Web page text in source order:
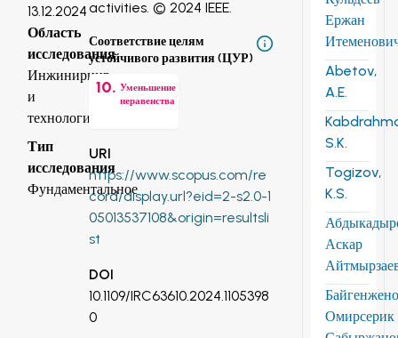
13.12.2024
Область
исследования
Инжиниринг
и
технологии
Тип
исследования
Фундаментальное
activities. © 2024 IEEE.
Соответствие целям
устойчивого развития (ЦУР)
10.Уменьшение
неравенства
URI
https://www.scopus.com/re
cord/display.url?eid=2-s2.0-1
05013537108&origin=resultsli
st
DOI
10.1109/IRC63610.2024.1105398
0
Ержан
Abetov,
A.E.
S.K.
Togizov,
K.S.
Аскар
Омирсерик